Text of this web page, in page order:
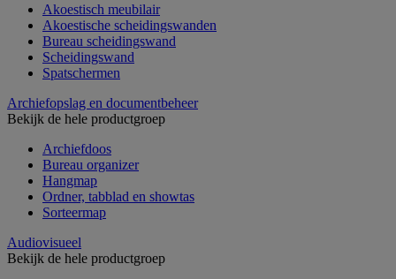
Akoestisch meubilair
Akoestische scheidingswanden
Bureau scheidingswand
Scheidingswand
Spatschermen
Archiefopslag en documentbeheer
Bekijk de hele productgroep
Archiefdoos
Bureau organizer
Hangmap
Ordner, tabblad en showtas
Sorteermap
Audiovisueel
Bekijk de hele productgroep